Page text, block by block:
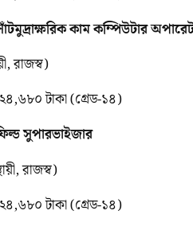
কাম কম্পিউটার
রাজস্ব)
টাকা (গ্রেড-১৪)
সুপারভাইজার
রাজস্ব)
টাকা (গ্রেড-১৪)